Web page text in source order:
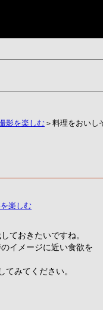
影を楽しむ > 料理をおいし
楽しむ
ておきたいですね。
イメージに近い食欲を
みてください。